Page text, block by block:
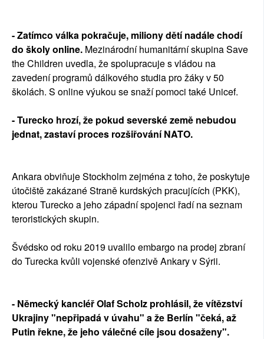
- Zatímco válka pokračuje, miliony dětí nadále chodí
do školy online. Mezinárodní humanitární skupina Save
the Children uvedla, že spolupracuje s vládou na
zavedení programů dálkového studia pro žáky v 50
školách. S online výukou se snaží pomoci také Unicef.
- Turecko hrozí, že pokud severské země nebudou
jednat, zastaví proces rozšiřování NATO.
Ankara obviňuje Stockholm zejména z toho, že poskytuje
útočiště zakázané Straně kurdských pracujících (PKK),
kterou Turecko a jeho západní spojenci řadí na seznam
teroristických skupin.
Švédsko od roku 2019 uvalilo embargo na prodej zbraní
do Turecka kvůli vojenské ofenzivě Ankary v Sýrii.
- Německý kancléř Olaf Scholz prohlásil, že vítězství
Ukrajiny "nepřipadá v úvahu" a že Berlín "čeká, až
Putin řekne, že jeho válečné cíle jsou dosaženy".